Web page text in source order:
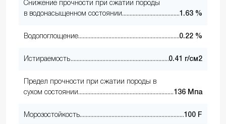
Снижение прочности при сжатии породы
в водонасыщенном состоянии
1.63 %
Водопоглощение 0.22 %
Истираемость 0.41 г/см2
Предел прочности при сжатии породы в
сухом состоянии
136 Мпа
Морозостойкость 100 F